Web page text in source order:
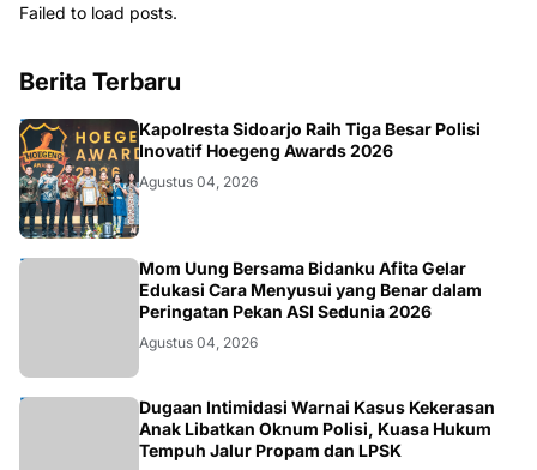
Failed to load posts.
Berita Terbaru
POLRI
Kapolresta Sidoarjo Raih Tiga Besar Polisi
Inovatif Hoegeng Awards 2026
Agustus 04, 2026
Mom Uung Bersama Bidanku Afita Gelar
Edukasi Cara Menyusui yang Benar dalam
Peringatan Pekan ASI Sedunia 2026
Agustus 04, 2026
Dugaan Intimidasi Warnai Kasus Kekerasan
Anak Libatkan Oknum Polisi, Kuasa Hukum
Tempuh Jalur Propam dan LPSK